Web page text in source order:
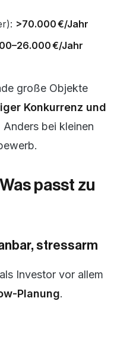
>70.000 €/Jahr
€/Jahr
große Objekte
Konkurrenz und
Anders bei kleinen
passt zu
stressarm
Investor vor allem
Planung.